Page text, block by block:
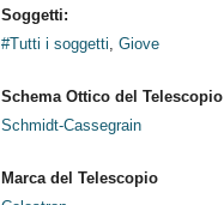
Soggetti:
#Tutti i soggetti, Giove
Schema Ottico del Telescopio
Schmidt-Cassegrain
Marca del Telescopio